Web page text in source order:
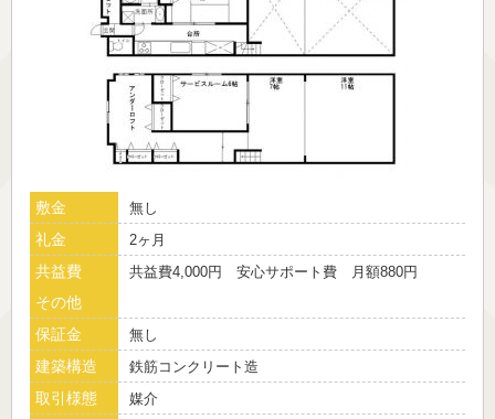
敷金 無し
礼金 2ヶ月
共益費
その他
共益費4,000円 安心サポート費 月額880円
保証金 無し
建築構造 鉄筋コンクリート造
取引様態 媒介